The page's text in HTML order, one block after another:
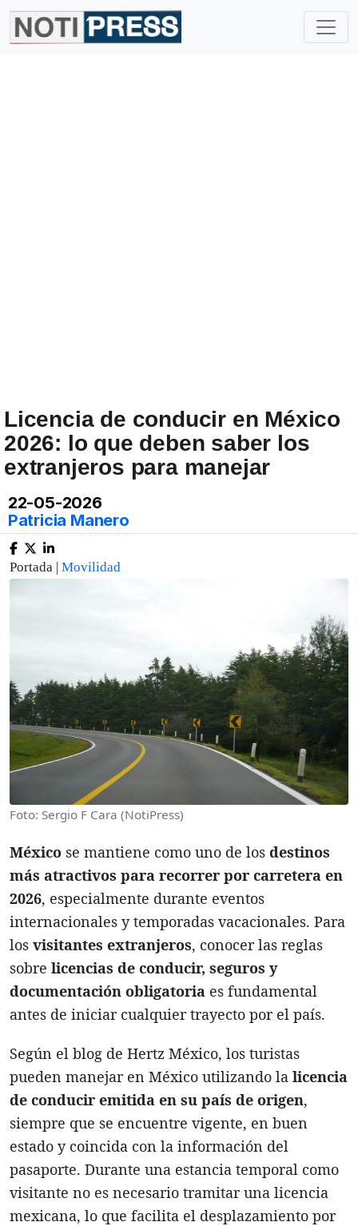
Licencia de conducir en México
2026: lo que deben saber los
extranjeros para manejar
22-05-2026
Patricia Manero
Portada | Movilidad
Foto: Sergio F Cara (NotiPress)
México se mantiene como uno de los destinos
más atractivos para recorrer por carretera en
2026, especialmente durante eventos
internacionales y temporadas vacacionales. Para
los visitantes extranjeros, conocer las reglas
sobre licencias de conducir, seguros y
documentación obligatoria es fundamental
antes de iniciar cualquier trayecto por el país.
Según el blog de Hertz México, los turistas
pueden manejar en México utilizando la licencia
de conducir emitida en su país de origen,
siempre que se encuentre vigente, en buen
estado y coincida con la información del
pasaporte. Durante una estancia temporal como
visitante no es necesario tramitar una licencia
mexicana, lo que facilita el desplazamiento por